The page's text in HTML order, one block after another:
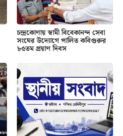
চন্দ্রকোণায় স্বামী বিবেকানন্দ সেবা
সংঘের উদ্যোগে পালিত কবিগুরুর
৮৫তম প্রয়াণ দিবস